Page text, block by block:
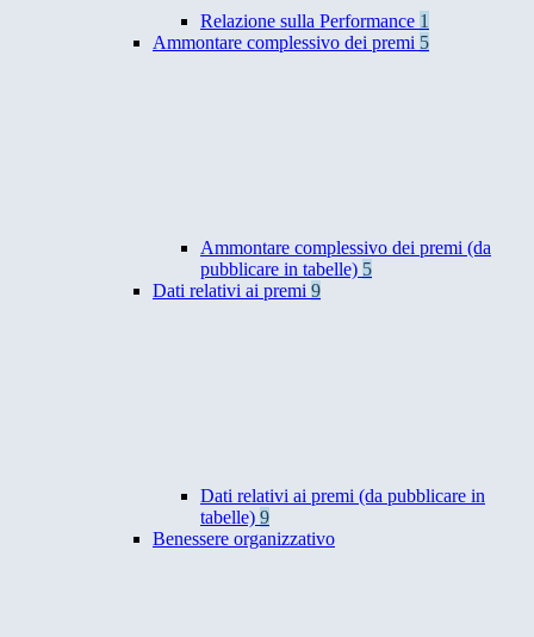
Relazione sulla Performance 1
Ammontare complessivo dei premi 5
Ammontare complessivo dei premi (da
pubblicare in tabelle) 5
Dati relativi ai premi 9
Dati relativi ai premi (da pubblicare in
tabelle) 9
Benessere organizzativo